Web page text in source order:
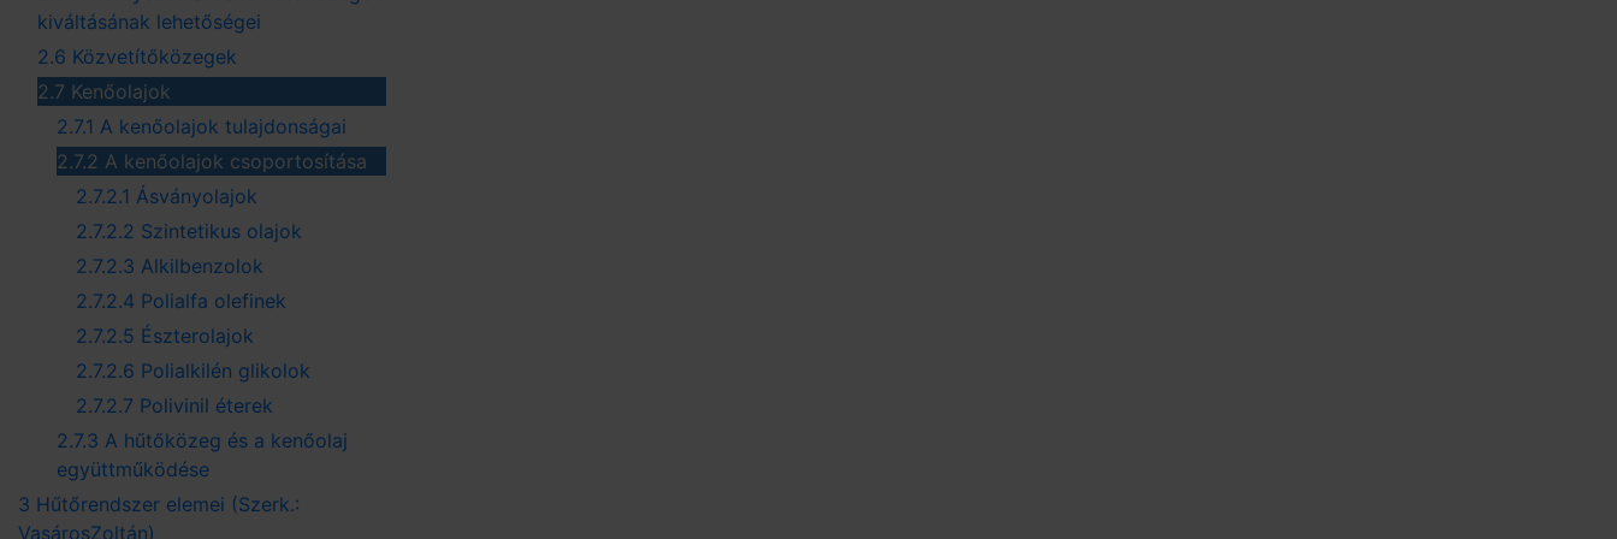
kiváltásának lehetőségei
2.6 Közvetítőközegek
2.7 Kenőolajok
2.7.1 A kenőolajok tulajdonságai
2.7.2 A kenőolajok csoportosítása
2.7.2.1 Ásványolajok
2.7.2.2 Szintetikus olajok
2.7.2.3 Alkilbenzolok
2.7.2.4 Polialfa olefinek
2.7.2.5 Észterolajok
2.7.2.6 Polialkilén glikolok
2.7.2.7 Polivinil éterek
2.7.3 A hűtőközeg és a kenőolaj
együttműködése
3 Hűtőrendszer elemei (Szerk.:
VasárosZoltán)